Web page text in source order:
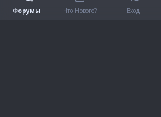
Форумы Что Нового? Вход